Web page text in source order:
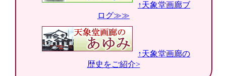
↑天象堂画廊ブ
ログ≫≫
↑天象堂画廊の
歴史をご紹介>